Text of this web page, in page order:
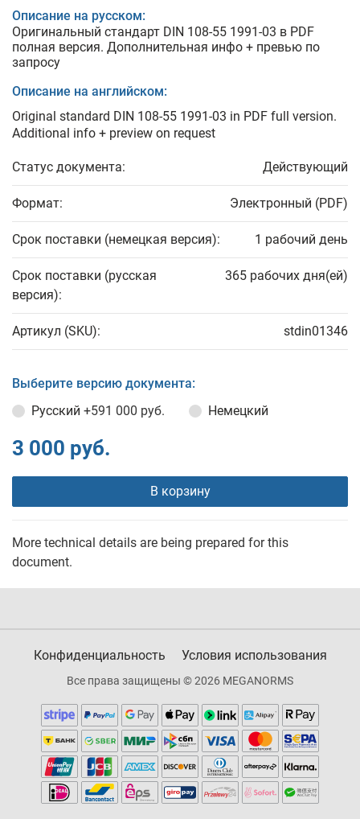
Описание на русском:
Оригинальный стандарт DIN 108-55 1991-03 в PDF
полная версия. Дополнительная инфо + превью по
запросу
Описание на английском:
Original standard DIN 108-55 1991-03 in PDF full version.
Additional info + preview on request
Статус документа: Действующий
Формат: Электронный (PDF)
Срок поставки (немецкая версия): 1 рабочий день
Срок поставки (русская
версия):
365 рабочих дня(ей)
Артикул (SKU): stdin01346
Выберите версию документа:
Русский +591 000 руб. Немецкий
3 000 руб.
В корзину
More technical details are being prepared for this
document.
Конфиденциальность Условия использования
Все права защищены © 2026 MEGANORMS